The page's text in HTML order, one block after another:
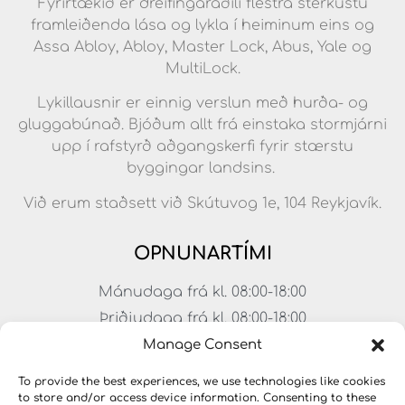
Manage Consent
To provide the best experiences, we use technologies like cookies
to store and/or access device information. Consenting to these
Fyrirtækið er dreifingaraðili flestra sterkustu
framleiðenda lása og lykla í heiminum eins og
Assa Abloy, Abloy, Master Lock, Abus, Yale og
MultiLock.
Lykillausnir er einnig verslun með hurða- og
gluggabúnað. Bjóðum allt frá einstaka stormjárni
upp í rafstyrð aðgangskerfi fyrir stærstu
byggingar landsins.
Við erum staðsett við Skútuvog 1e, 104 Reykjavík.
OPNUNARTÍMI
Mánudaga frá kl. 08:00-18:00
Þriðjudaga frá kl. 08:00-18:00
Miðvikudaga frá kl. 08:00-18:00
Föstudaga frá kl. 08:00-17:00